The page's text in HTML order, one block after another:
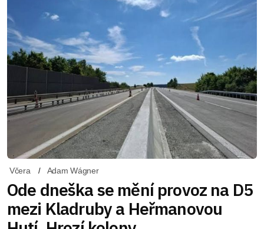
Včera Adam Wágner
Ode dneška se mění provoz na D5
mezi Kladruby a Heřmanovou